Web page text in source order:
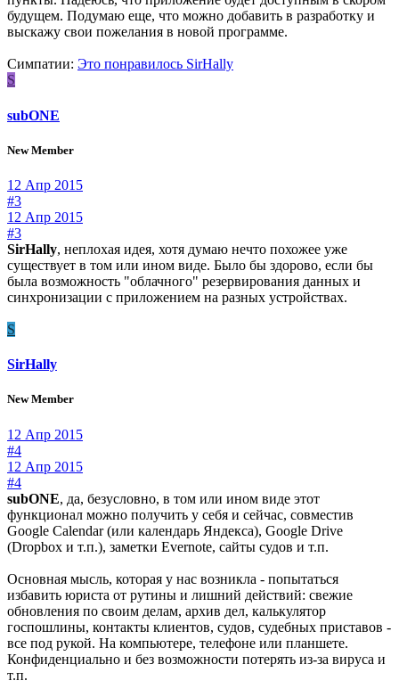
будущем. Подумаю еще, что можно добавить в разработку и
выскажу свои пожелания в новой программе.
Симпатии: Это понравилось SirHally
S
subONE
New Member
12 Апр 2015
#3
12 Апр 2015
#3
SirHally, неплохая идея, хотя думаю нечто похожее уже
существует в том или ином виде. Было бы здорово, если бы
была возможность "облачного" резервирования данных и
синхронизации с приложением на разных устройствах.
S
SirHally
New Member
12 Апр 2015
#4
12 Апр 2015
#4
subONE, да, безусловно, в том или ином виде этот
функционал можно получить у себя и сейчас, совместив
Google Calendar (или календарь Яндекса), Google Drive
(Dropbox и т.п.), заметки Evernote, сайты судов и т.п.
Основная мысль, которая у нас возникла - попытаться
избавить юриста от рутины и лишний действий: свежие
обновления по своим делам, архив дел, калькулятор
госпошлины, контакты клиентов, судов, судебных приставов -
все под рукой. На компьютере, телефоне или планшете.
Конфиденциально и без возможности потерять из-за вируса и
т.п.